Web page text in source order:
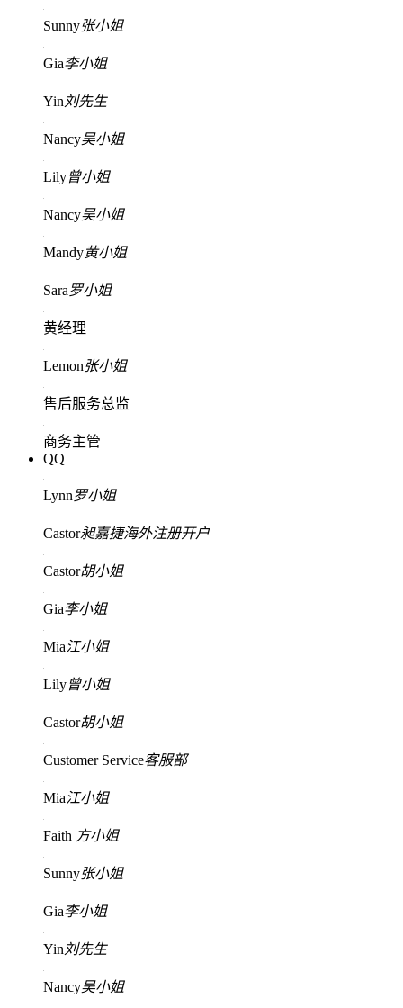
Sunny张小姐
Gia李小姐
Yin 刘先生
Nancy吴小姐
Lily曾小姐
Nancy吴小姐
Mandy黄小姐
Sara罗小姐
黄经理
Lemon张小姐
售后服务总监
商务主管
QQ
Lynn罗小姐
Castor昶嘉捷海外注册开户
Castor胡小姐
Gia李小姐
Mia江小姐
Lily曾小姐
Castor胡小姐
Customer Service客服部
Mia江小姐
Faith 方小姐
Sunny张小姐
Gia李小姐
Yin 刘先生
Nancy吴小姐